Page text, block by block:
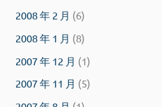
2008 年 2 月 (6)
2008 年 1 月 (8)
2007 年 12 月 (1)
2007 年 11 月 (5)